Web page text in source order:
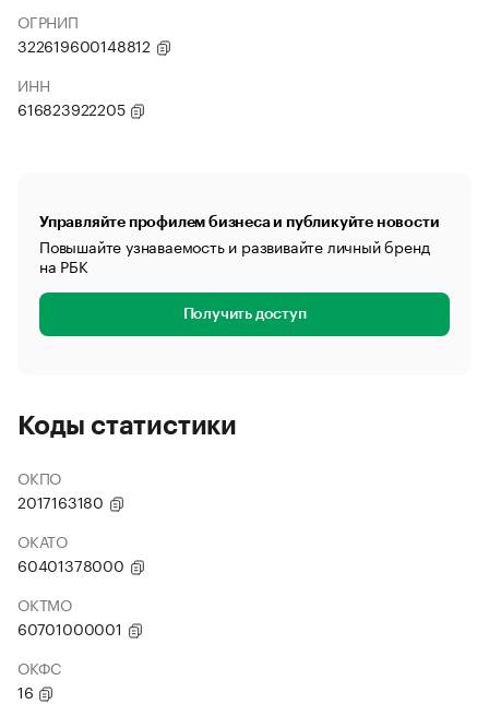
ОГРНИП
322619600148812
ИНН
616823922205
Управляйте профилем бизнеса и публикуйте новости
Повышайте узнаваемость и развивайте личный бренд
на РБК
Получить доступ
Коды статистики
ОКПО
2017163180
ОКАТО
60401378000
ОКТМО
60701000001
ОКФС
16